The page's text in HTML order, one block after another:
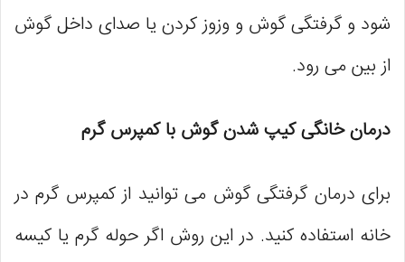
شود و گرفتگی گوش و وزوز کردن یا صدای داخل گوش
از بین می رود.
درمان خانگی کیپ شدن گوش با کمپرس گرم
برای درمان گرفتگی گوش می توانید از کمپرس گرم در
خانه استفاده کنید. در این روش اگر حوله‌ گرم یا کیسه‌